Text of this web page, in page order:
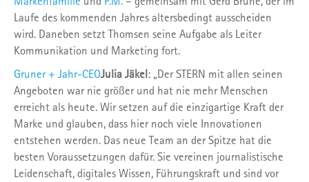
Laufe des kommenden Jahres altersbedingt ausscheiden
wird. Daneben setzt Thomsen seine Aufgabe als Leiter
Kommunikation und Marketing fort.
Gruner + Jahr-CEOJulia Jäkel: „Der STERN mit allen seinen
Angeboten war nie größer und hat nie mehr Menschen
erreicht als heute. Wir setzen auf die einzigartige Kraft der
Marke und glauben, dass hier noch viele Innovationen
entstehen werden. Das neue Team an der Spitze hat die
besten Voraussetzungen dafür. Sie vereinen journalistische
Leidenschaft, digitales Wissen, Führungskraft und sind vor